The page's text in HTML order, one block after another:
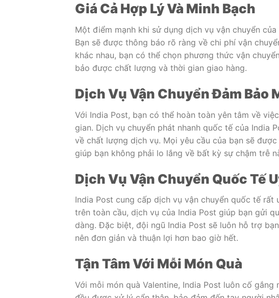
Giá Cả Hợp Lý Và Minh Bạch
Một điểm mạnh khi sử dụng dịch vụ vận chuyển
Bạn sẽ được thông báo rõ ràng về chi phí vận
khác nhau, bạn có thể chọn phương thức vận
bảo được chất lượng và thời gian giao hàng.
Dịch Vụ Vận Chuyển Đảm Bảo
Với India Post, bạn có thể hoàn toàn yên tâm về
gian. Dịch vụ chuyển phát nhanh quốc tế của India
về chất lượng dịch vụ. Mọi yêu cầu của bạn sẽ
giúp bạn không phải lo lắng về bất kỳ sự chậm trễ
Dịch Vụ Vận Chuyển Quốc Tế
India Post cung cấp dịch vụ vận chuyển quốc tế
trên toàn cầu, dịch vụ của India Post giúp bạn gửi
dàng. Đặc biệt, đội ngũ India Post sẽ luôn hỗ trợ
nên đơn giản và thuận lợi hơn bao giờ hết.
Tận Tâm Với Mỗi Món Quà
Với mỗi món quà Valentine, India Post luôn cố